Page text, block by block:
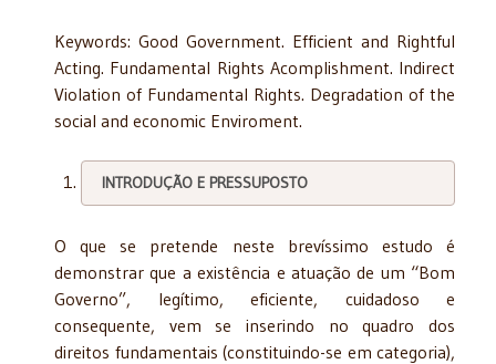
Keywords: Good Government. Efficient and Rightful
Acting. Fundamental Rights Acomplishment. Indirect
Violation of Fundamental Rights. Degradation of the
social and economic Enviroment.
INTRODUÇÃO E PRESSUPOSTO
O que se pretende neste brevíssimo estudo é
demonstrar que a existência e atuação de um “Bom
Governo”, legítimo, eficiente, cuidadoso e
consequente, vem se inserindo no quadro dos
direitos fundamentais (constituindo-se em categoria),